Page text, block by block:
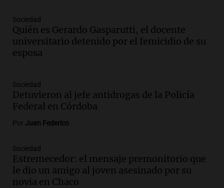
música: Paloma y su violín en Cadena 3
emocionan a todos
Noticias
Episodios
la emotiva entrega del violín a la hija del
histórico limpiavidrios
Juntos
criaderos: "La superpoblación de perros
y gatos es gravísima"
Noticias Rosario
Episodios
Sociedad
Quién es Gerardo Gasparutti, el docente
universitario detenido por el femicidio de su
esposa
Sociedad
Detuvieron al jefe antidrogas de la Policía
Federal en Córdoba
Por Juan Federico
Sociedad
Estremecedor: el mensaje premonitorio que
le dio un amigo al joven asesinado por su
novia en Chaco